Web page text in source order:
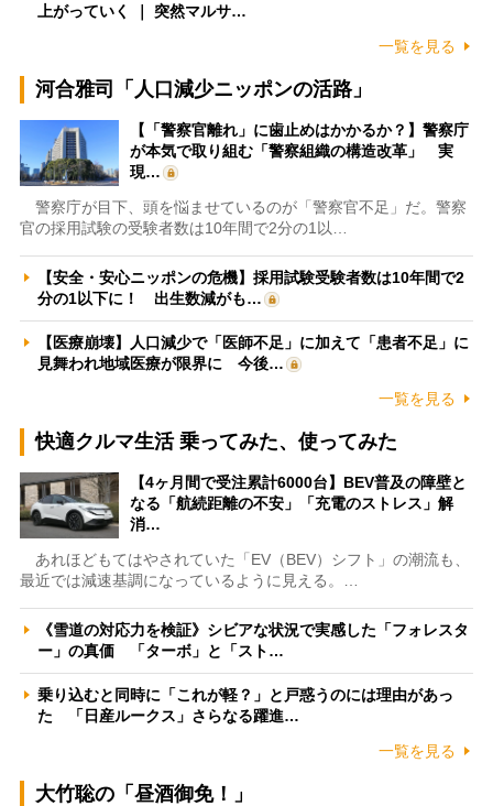
上がっていく ｜ 突然マルサ…
一覧を見る
河合雅司「人口減少ニッポンの活路」
【「警察官離れ」に歯止めはかかるか？】警察庁
が本気で取り組む「警察組織の構造改革」 実
現…
警察庁が目下、頭を悩ませているのが「警察官不足」だ。警察
官の採用試験の受験者数は10年間で2分の1以…
【安全・安心ニッポンの危機】採用試験受験者数は10年間で2
分の1以下に！ 出生数減がも…
【医療崩壊】人口減少で「医師不足」に加えて「患者不足」に
見舞われ地域医療が限界に 今後…
一覧を見る
快適クルマ生活 乗ってみた、使ってみた
【4ヶ月間で受注累計6000台】BEV普及の障壁と
なる「航続距離の不安」「充電のストレス」解
消…
あれほどもてはやされていた「EV（BEV）シフト」の潮流も、
最近では減速基調になっているように見える。…
《雪道の対応力を検証》シビアな状況で実感した「フォレスタ
ー」の真価 「ターボ」と「スト…
乗り込むと同時に「これが軽？」と戸惑うのには理由があっ
た 「日産ルークス」さらなる躍進…
一覧を見る
大竹聡の「昼酒御免！」